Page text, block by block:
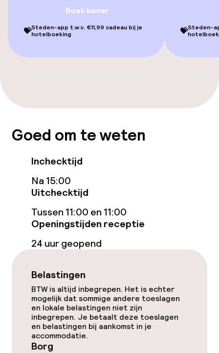
Entertainment
Betaalde wifi
Roomservice
Wasservice
Zakelijke faciliteiten
Vergaderruimte
Beleid
Borg bij aankomst
Boek kamer
💝Steden-app t.w.v. €11,99 cadeau bij je
hotelboeking
💝Steden-
Goed om te weten
Inchecktijd
Na 15:00
Uitchecktijd
Tussen 11:00 en 11:00
Openingstijden receptie
24 uur geopend
Belastingen
BTW is altijd inbegrepen. Het is echter
mogelijk dat sommige andere toeslagen
en lokale belastingen niet zijn
inbegrepen. Je betaalt deze toeslagen
en belastingen bij aankomst in je
accommodatie.
Borg